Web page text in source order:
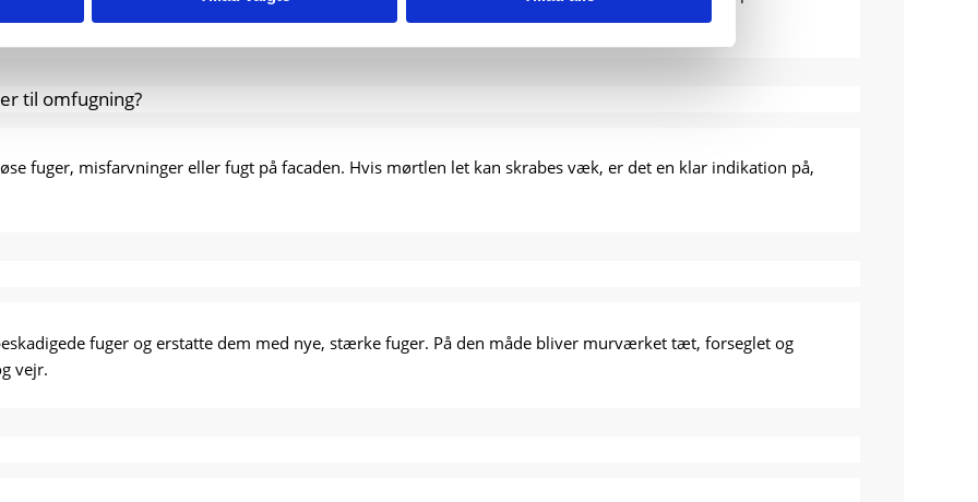
og holder i mange år fremover.
til omfugning?
fuger, misfarvninger eller fugt på facaden. Hvis mørtlen let kan skrabes væk, er det en klar indikation på,
fuger og erstatte dem med nye, stærke fuger. På den måde bliver murværket tæt, forseglet og
vejr.